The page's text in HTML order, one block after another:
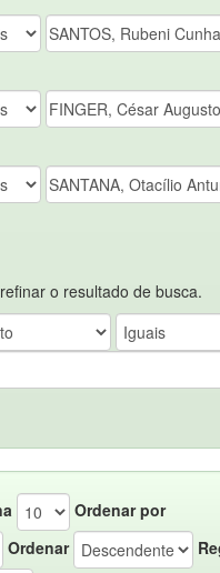
o resultado de busca.
Ordenar por
Ordenar